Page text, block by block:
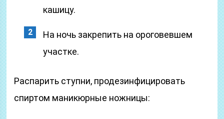
кашицу.
На ночь закрепить на ороговевшем
участке.
Распарить ступни, продезинфицировать
спиртом маникюрные ножницы: